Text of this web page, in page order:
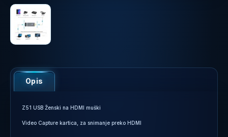
Opis
Z51 USB Ženski na HDMI muški
Video Capture kartica, za snimanje preko HDMI